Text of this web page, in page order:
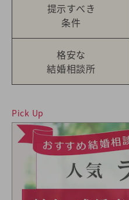
提示すべき
条件
格安な
結婚相談所
Pick Up